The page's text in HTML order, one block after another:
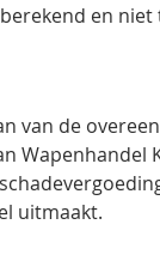
en
van de
uitmaakt.